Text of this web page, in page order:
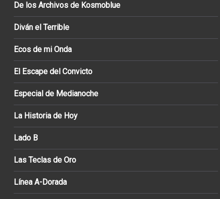
De los Archivos de Kosmoblue
Diván el Terrible
Ecos de mi Onda
El Escape del Convicto
Especial de Medianoche
La Historia de Hoy
Lado B
Las Teclas de Oro
Línea A-Dorada